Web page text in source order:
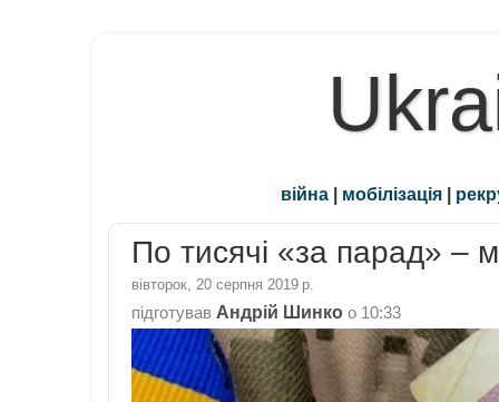
війна | мобілізація |
По тисячі «за парад» –
вівторок, 20 серпня 2019 р.
підготував Андрій Шинко о 10:33